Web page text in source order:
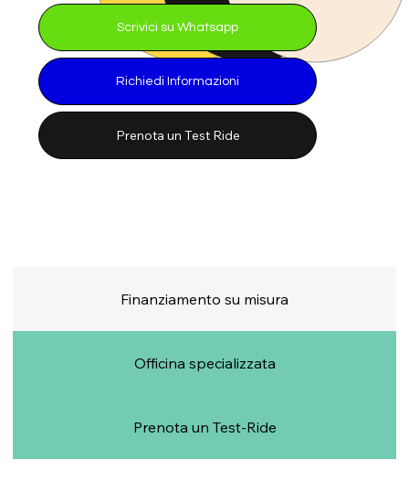
Scrivici su Whatsapp
Richiedi Informazioni
Prenota un Test Ride
Finanziamento su misura
Officina specializzata
Prenota un Test-Ride